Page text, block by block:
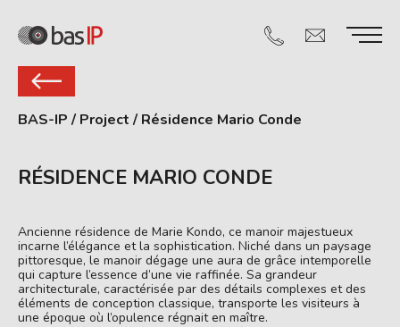
BAS-IP / Project / Résidence Mario Conde
RÉSIDENCE MARIO CONDE
Ancienne résidence de Marie Kondo, ce manoir majestueux
incarne l’élégance et la sophistication. Niché dans un paysage
pittoresque, le manoir dégage une aura de grâce intemporelle
qui capture l’essence d’une vie raffinée. Sa grandeur
architecturale, caractérisée par des détails complexes et des
éléments de conception classique, transporte les visiteurs à
une époque où l’opulence régnait en maître.